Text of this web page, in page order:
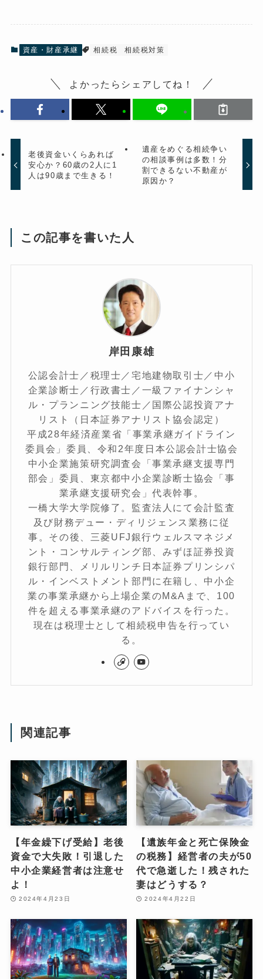
資産・財産承継 相続税 相続税対策
よかったらシェアしてね！
老後資金いくらあれば
安心か？60歳の2人に1
人は90歳まで生きる！
遺産をめぐる相続争い
の相談事例は多数！分
割できるない不動産が
原因か？
この記事を書いた人
岸田康雄
公認会計士／税理士／宅地建物取引士／中小
企業診断士／行政書士／一級ファイナンシャ
ル・プランニング技能士／国際公認投資アナ
リスト（日本証券アナリスト協会認定）
平成28年経済産業省「事業承継ガイドライン
委員会」委員、令和2年度日本公認会計士協会
中小企業施策研究調査会「事業承継支援専門
部会」委員、東京都中小企業診断士協会「事
業承継支援研究会」代表幹事。
一橋大学大学院修了。監査法人にて会計監査
及び財務デュー・ディリジェンス業務に従
事。その後、三菱UFJ銀行ウェルスマネジメ
ント・コンサルティング部、みずほ証券投資
銀行部門、メリルリンチ日本証券プリンシパ
ル・インベストメント部門に在籍し、中小企
業の事業承継から上場企業のM&Aまで、100
件を超える事業承継のアドバイスを行った。
現在は税理士として相続税申告を行ってい
る。
関連記事
【年金繰下げ受給】老後
資金で大失敗！引退した
中小企業経営者は注意せ
よ！
2024年4月23日
【遺族年金と死亡保険金
の税務】経営者の夫が50
代で急逝した！残された
妻はどうする？
2024年4月22日